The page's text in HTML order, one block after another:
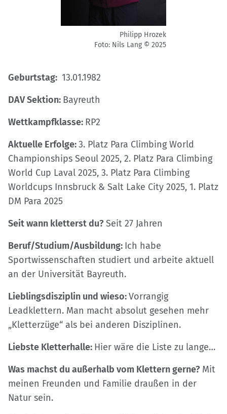
Philipp Hrozek
Foto: Nils Lang © 2025
Geburtstag: 13.01.1982
DAV Sektion: Bayreuth
Wettkampfklasse: RP2
Aktuelle Erfolge:3. Platz Para Climbing World
Championships Seoul 2025, 2. Platz Para Climbing
World Cup Laval 2025, 3. Platz Para Climbing
Worldcups Innsbruck & Salt Lake City 2025, 1. Platz
DM Para 2025
Seit wann kletterst du?Seit 27 Jahren
Beruf/Studium/Ausbildung: Ich habe
Sportwissenschaften studiert und arbeite aktuell
an der Universität Bayreuth.
Lieblingsdisziplin und wieso:Vorrangig
Leadklettern. Man macht absolut gesehen mehr
„Kletterzüge“ als bei anderen Disziplinen.
Liebste Kletterhalle: Hier wäre die Liste zu lange…
Was machst du außerhalb vom Klettern gerne? Mit
meinen Freunden und Familie draußen in der
Natur sein.